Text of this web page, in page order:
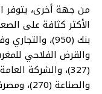
من جهة أخرى، يتوفر
والصناعة (270)، ومصرف المغرب (267).